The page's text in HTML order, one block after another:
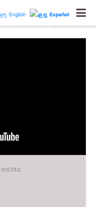
VISTAS
English Español